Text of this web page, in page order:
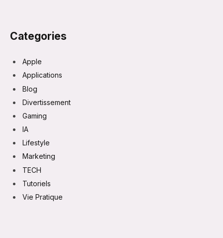
Categories
Apple
Applications
Blog
Divertissement
Gaming
IA
Lifestyle
Marketing
TECH
Tutoriels
Vie Pratique